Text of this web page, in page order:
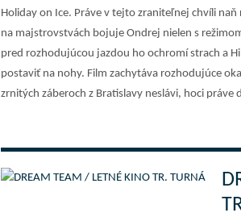
Holiday on Ice. Práve v tejto zraniteľnej chvíli
na majstrovstvách bojuje Ondrej nielen s
pred rozhodujúcou jazdou ho ochromí strach a
postaviť na nohy. Film zachytáva rozhodujúce
zrnitých záberoch z Bratislavy neslávi, hoci